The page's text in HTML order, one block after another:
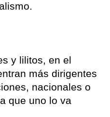
y lilitos, en el
más dirigentes
nacionales o
que uno lo va